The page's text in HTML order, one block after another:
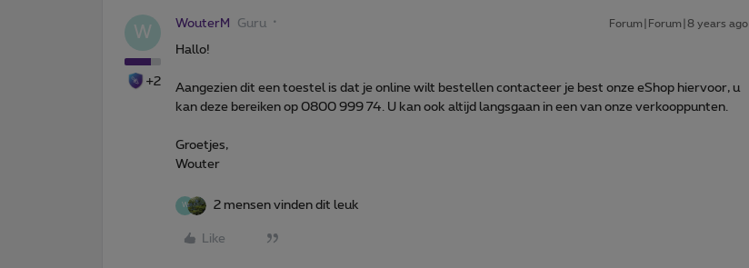
W
+2
WouterM Guru Forum|Forum|8 years ago
Hallo!
Aangezien dit een toestel is dat je online wilt bestellen contacteer je best onze eShop hiervoor, u
kan deze bereiken op 0800 999 74. U kan ook altijd langsgaan in een van onze verkooppunten.
Groetjes,
Wouter
W 2 mensen vinden dit leuk
Like